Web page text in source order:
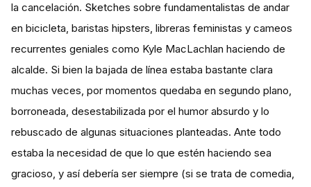
la cancelación. Sketches sobre fundamentalistas de andar
en bicicleta, baristas hipsters, libreras feministas y cameos
recurrentes geniales como Kyle MacLachlan haciendo de
alcalde. Si bien la bajada de línea estaba bastante clara
muchas veces, por momentos quedaba en segundo plano,
borroneada, desestabilizada por el humor absurdo y lo
rebuscado de algunas situaciones planteadas. Ante todo
estaba la necesidad de que lo que estén haciendo sea
gracioso, y así debería ser siempre (si se trata de comedia,